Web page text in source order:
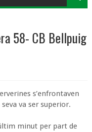
58- CB Bellpuig
s’enfrontaven
va ser superior.
minut per part de